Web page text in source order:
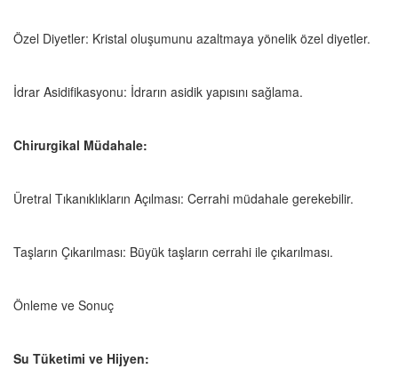
Özel Diyetler: Kristal oluşumunu azaltmaya yönelik özel diyetler.
İdrar Asidifikasyonu: İdrarın asidik yapısını sağlama.
Chirurgikal Müdahale:
Üretral Tıkanıklıkların Açılması: Cerrahi müdahale gerekebilir.
Taşların Çıkarılması: Büyük taşların cerrahi ile çıkarılması.
Önleme ve Sonuç
Su Tüketimi ve Hijyen: